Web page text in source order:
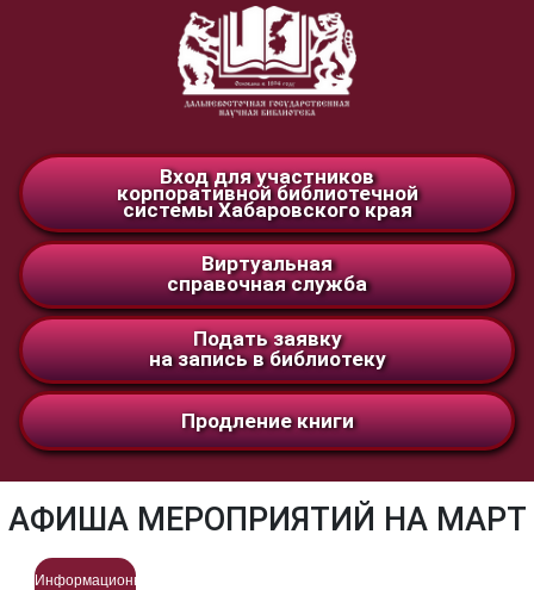
Вход для участников
корпоративной библиотечной
системы Хабаровского края
Виртуальная
справочная служба
Подать заявку
на запись в библиотеку
Продление книги
АФИША МЕРОПРИЯТИЙ НА МАРТ
Информационно-